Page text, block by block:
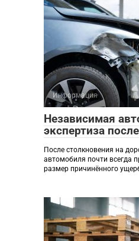
Информация
Независимая
экспертиза
После столкновения на
автомобиля почти всегда
размер причинённого